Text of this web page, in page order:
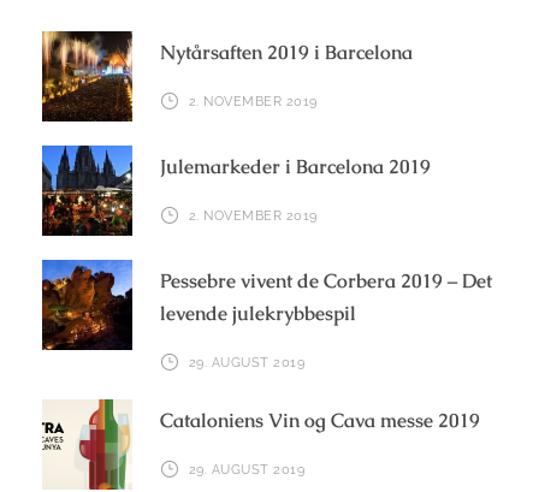
Nytårsaften 2019 i Barcelona
2. NOVEMBER 2019
Julemarkeder i Barcelona 2019
2. NOVEMBER 2019
Pessebre vivent de Corbera 2019 – Det
levende julekrybbespil
29. AUGUST 2019
Cataloniens Vin og Cava messe 2019
29. AUGUST 2019